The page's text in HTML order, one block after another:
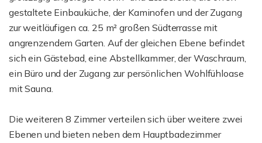
gestaltete Einbauküche, der Kaminofen und der Zugang
zur weitläufigen ca. 25 m² großen Südterrasse mit
angrenzendem Garten. Auf der gleichen Ebene befindet
sich ein Gästebad, eine Abstellkammer, der Waschraum,
ein Büro und der Zugang zur persönlichen Wohlfühloase
mit Sauna.
Die weiteren 8 Zimmer verteilen sich über weitere zwei
Ebenen und bieten neben dem Hauptbadezimmer